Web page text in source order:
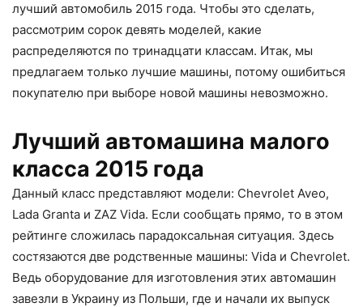
лучший автомобиль 2015 года. Чтобы это сделать,
рассмотрим сорок девять моделей, какие
распределяются по тринадцати классам. Итак, мы
предлагаем только лучшие машины, потому ошибиться
покупателю при выборе новой машины невозможно.
Лучший автомашина малого
класса 2015 года
Данный класс представляют модели: Chevrolet Aveo,
Lada Granta и ZAZ Vida. Если сообщать прямо, то в этом
рейтинге сложилась парадоксальная ситуация. Здесь
состязаются две родственные машины: Vida и Chevrolet.
Ведь оборудование для изготовления этих автомашин
завезли в Украину из Польши, где и начали их выпуск